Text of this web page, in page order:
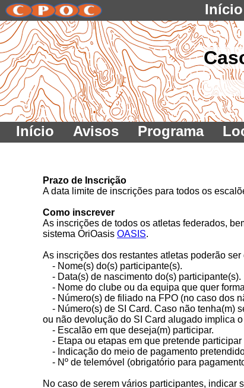
Início
Início Avisos Programa
Prazo de Inscrição
A data limite de inscrições para todos os
Como inscrever
As inscrições de todos os atletas federados,
sistema OriOasis OASIS.
As inscrições dos restantes atletas poderão
- Nome(s) do(s) participante(s).
- Data(s) de nascimento do(s) participante(s).
- Nome do clube ou da equipa que quer
- Número(s) de filiado na FPO (no caso dos
- Número(s) de SI Card. Caso não tenha(m)
ou não devolução do SI Card alugado implica
- Escalão em que deseja(m) participar.
- Etapa ou etapas em que pretende
- Indicação do meio de pagamento
- Nº de telemóvel (obrigatório para
No caso de serem vários participantes, indicar